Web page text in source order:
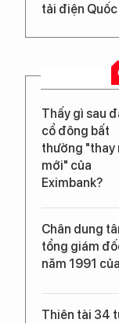
tải điện
Thấy gì sau
cổ đông bất
thường "thay
mới" của
Eximbank?
Chân dung
tổng giám
năm 1991
Thiên tài 34